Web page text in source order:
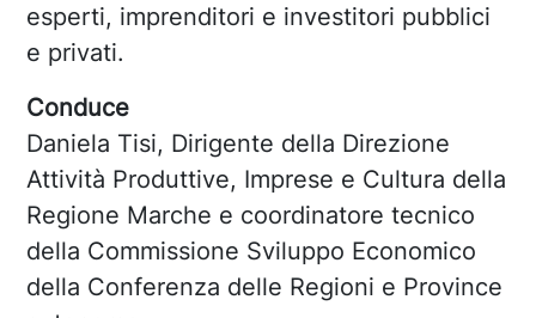
esperti, imprenditori e investitori pubblici
e privati.
Conduce
Daniela Tisi, Dirigente della Direzione
Attività Produttive, Imprese e Cultura della
Regione Marche e coordinatore tecnico
della Commissione Sviluppo Economico
della Conferenza delle Regioni e Province